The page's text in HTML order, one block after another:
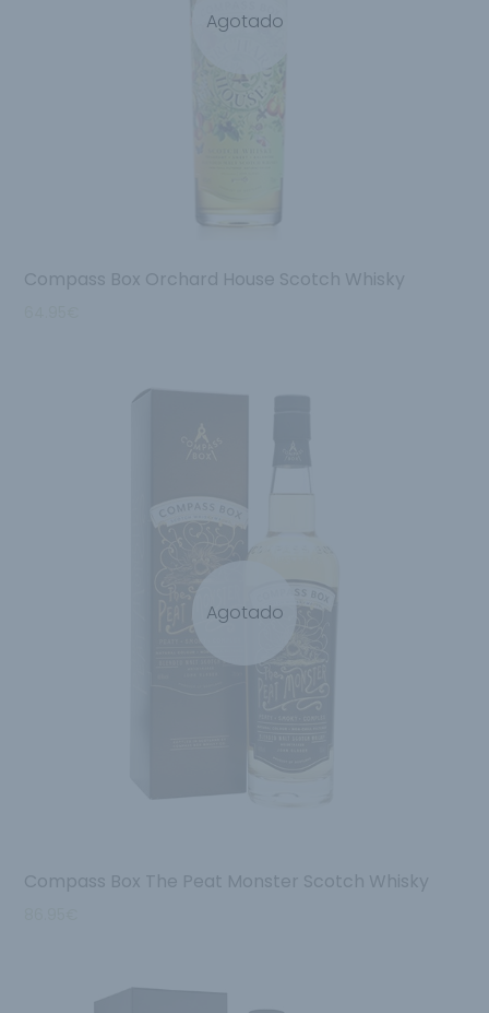
Agotado
Compass Box Orchard House Scotch Whisky
Agotado
Compass Box The Peat Monster Scotch Whisky